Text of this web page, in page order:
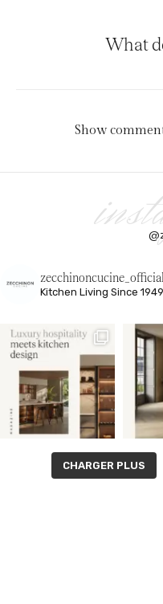
What
Show
zecchinoncucine_official
Kitchen Living Since
CHARGER PLUS